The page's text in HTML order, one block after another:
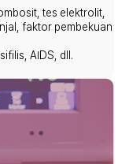
tes elektrolit,
faktor pembekuan
AIDS, dll.